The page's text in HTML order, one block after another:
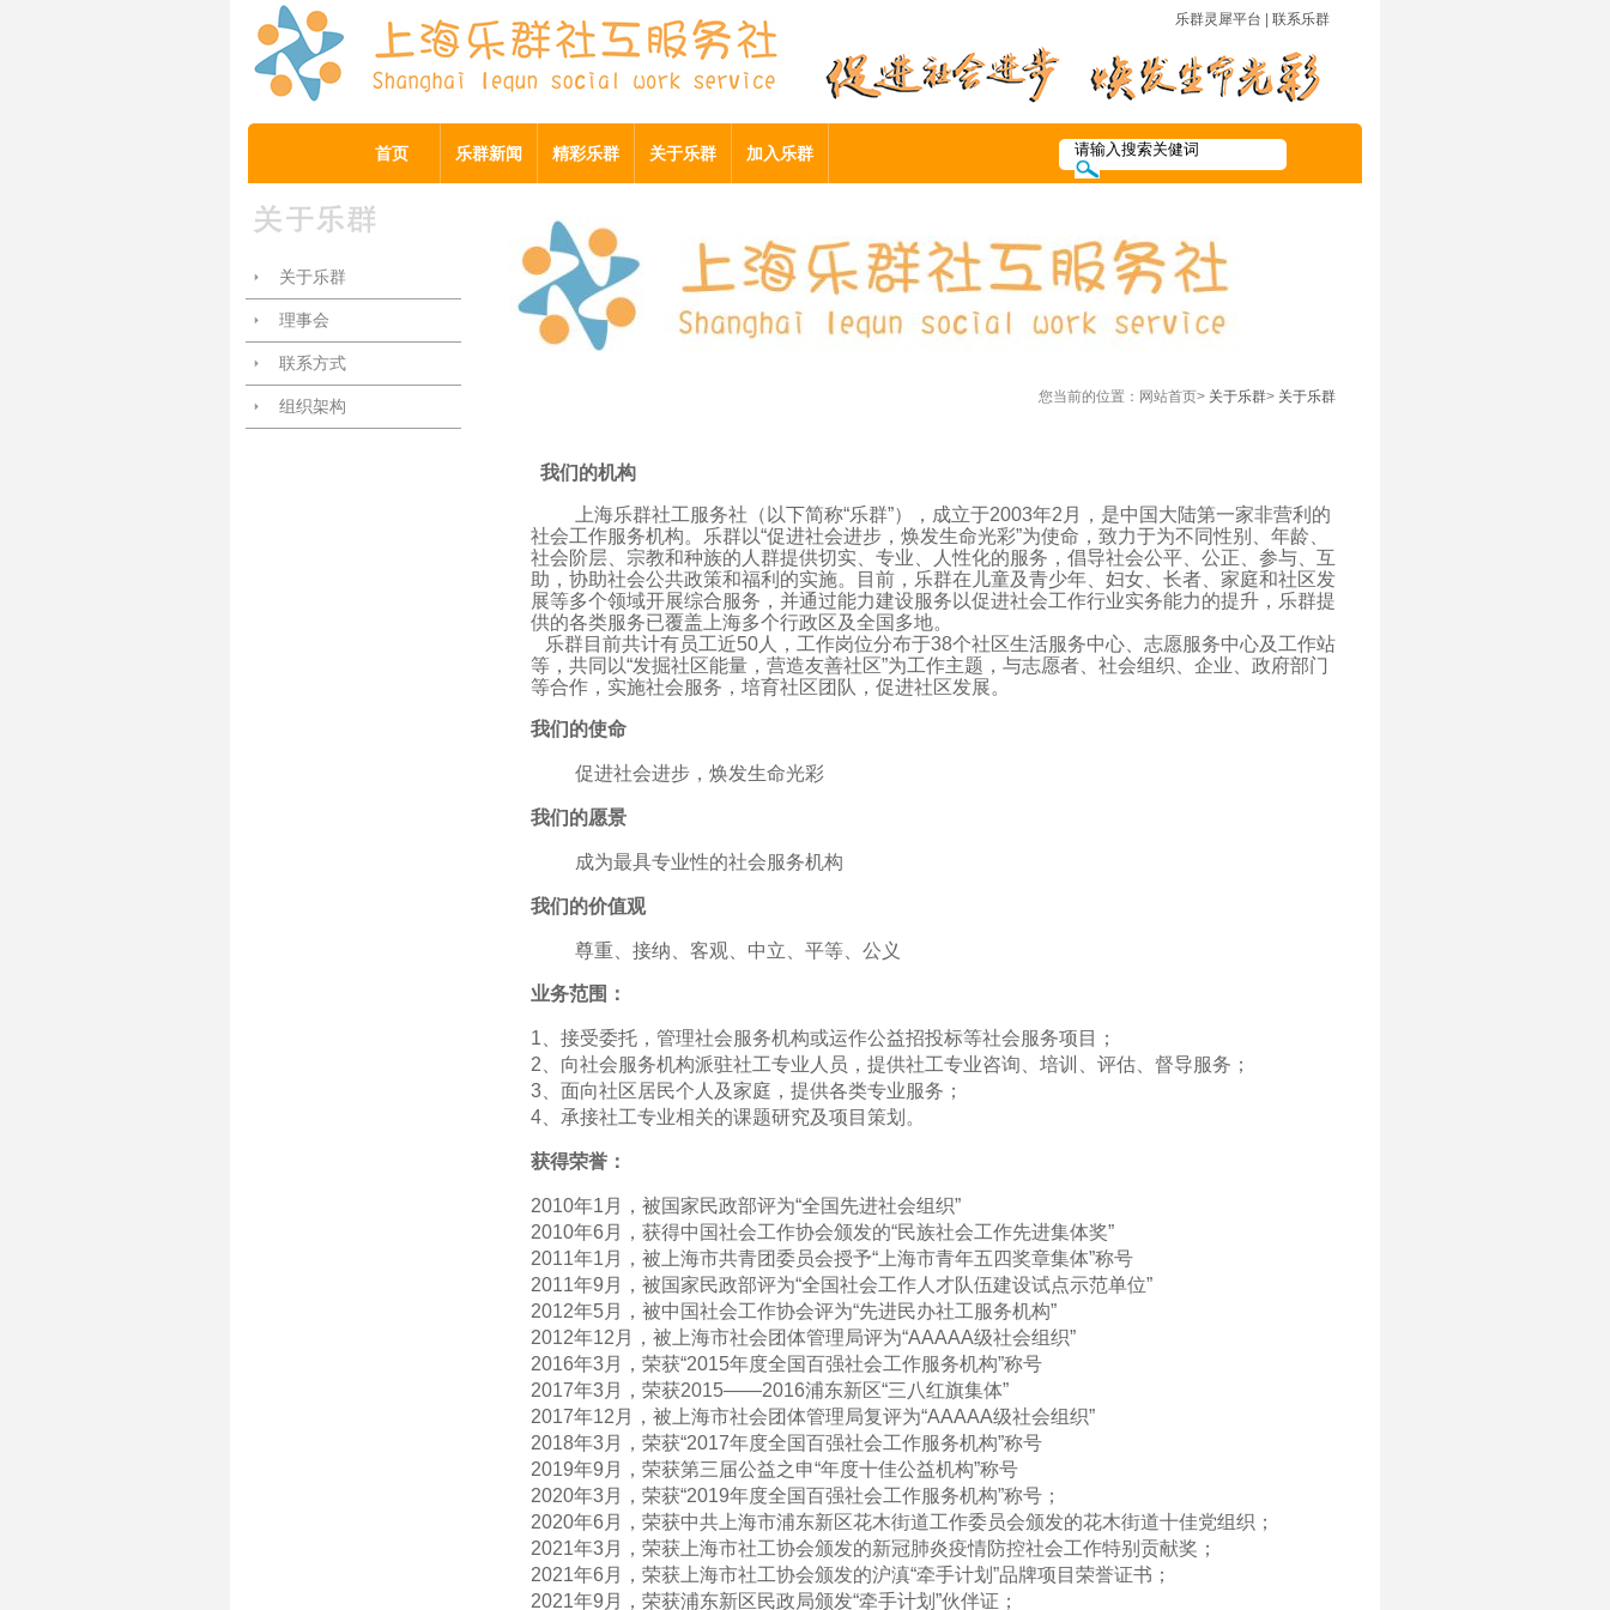
乐群灵犀平台 联系乐群
首页 乐群新闻 精彩乐群 关于乐群 加入乐群
关于乐群
理事会
联系方式
组织架构 您当前的位置：网站首页> 关于乐群> 关于乐群
我们的机构
上海乐群社工服务社（以下简称“乐群”），成立于2003年2 月，是中国大陆第一家非营利的
社会工作服务机构。乐群以“促进社会进步，焕发生命光彩”为使命，致力于为不同性别、年龄、
社会阶层、宗教和种族的人群提供切实、专业、人性化的服务，倡导社会公平、公正、参与、互
助，协助社会公共政策和福利的实施。目前，乐群在儿童及青少年、妇女、长者、家庭和社区发
展等多个领域开展综合服务，并通过能力建设服务以促进社会工作行业实务能力的提升，乐群提
供的各类服务已覆盖上海多个行政区及全国多地。
乐群目前共计有员工近50 人，工作岗位分布于38个社区生活服务中心、志愿服务中心及工作站
等，共同以“发掘社区能量，营造友善社区”为工作主题，与志愿者、社会组织、企业、政府部门
等合作，实施社会服务，培育社区团队，促进社区发展。
我们的使命
促进社会进步，焕发生命光彩
我们的愿景
成为最具专业性的社会服务机构
我们的价值观
尊重、接纳、客观、中立、平等、公义
业务范围 ：
1 、接受委托，管理社会服务机构或运作公益招投标等社会服务项目；
2 、向社会服务机构派驻社工专业人员，提供社工专业咨询、培训、评估、督导服务；
3 、面向社区居民个人及家庭，提供各类专业服务；
4 、承接社工专业相关的课题研究及项目策划。
获得荣誉：
2010年1月，被国家民政部评为“全国先进社会组织”
2010年6月，获得中国社会工作协会颁发的“民族社会工作先进集体奖”
2011年1月，被上海市共青团委员会授予“上海市青年五四奖章集体”称号
2011年9月，被国家民政部评为“全国社会工作人才队伍建设试点示范单位”
2012年5月，被中国社会工作协会评为“先进民办社工服务机构”
2012年12月，被上海市社会团体管理局评为“AAAAA级社会组织”
2016年3月，荣获“2015年度全国百强社会工作服务机构”称号
2017年3月，荣获2015——2016浦东新区“三八红旗集体”
2017年12月，被上海市社会团体管理局复评为“AAAAA级社会组织”
2018年3月，荣获“2017年度全国百强社会工作服务机构”称号
2019年9月，荣获第三届公益之申“年度十佳公益机构”称号
2020年3月，荣获“2019年度全国百强社会工作服务机构”称号；
2020年6月，荣获中共上海市浦东新区花木街道工作委员会颁发的花木街道十佳党组织；
2021年3月，荣获上海市社工协会颁发的新冠肺炎疫情防控社会工作特别贡献奖；
2021年6月，荣获上海市社工协会颁发的沪滇“牵手计划”品牌项目荣誉证书；
2021年9月，荣获浦东新区民政局颁发“牵手计划”伙伴证；